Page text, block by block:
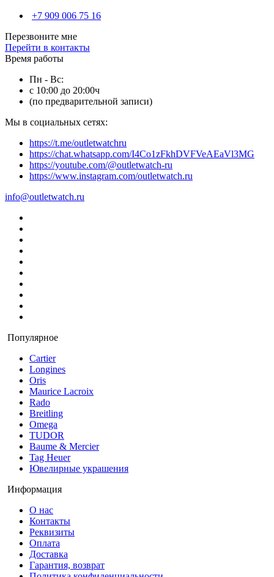
+7 909 006 75 16
Перезвоните мне
Перейти в контакты
Время работы
Пн - Вс:
с 10:00 до 20:00ч
(по предварительной записи)
Мы в социальных сетях:
https://t.me/outletwatchru
https://chat.whatsapp.com/I4Co1zFkhDVFVeAEaVl3MG
https://youtube.com/@outletwatch-ru
https://www.instagram.com/outletwatch.ru
info@outletwatch.ru
Популярное
Cartier
Longines
Oris
Maurice Lacroix
Rado
Breitling
Omega
TUDOR
Baume & Mercier
Tag Heuer
Ювелирные украшения
Информация
О нас
Контакты
Реквизиты
Оплата
Доставка
Гарантия, возврат